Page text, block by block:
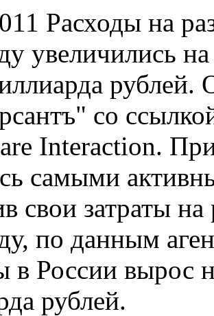
Расходы на
увеличились
рублей.
со
Interaction.
самыми
свои затраты
по данным
в России вырос
рублей.